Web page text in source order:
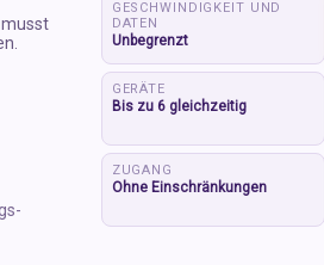
musst
GESCHWINDIGKEIT UND
DATEN
Unbegrenzt
GERÄTE
Bis zu 6 gleichzeitig
ZUGANG
Ohne Einschränkungen